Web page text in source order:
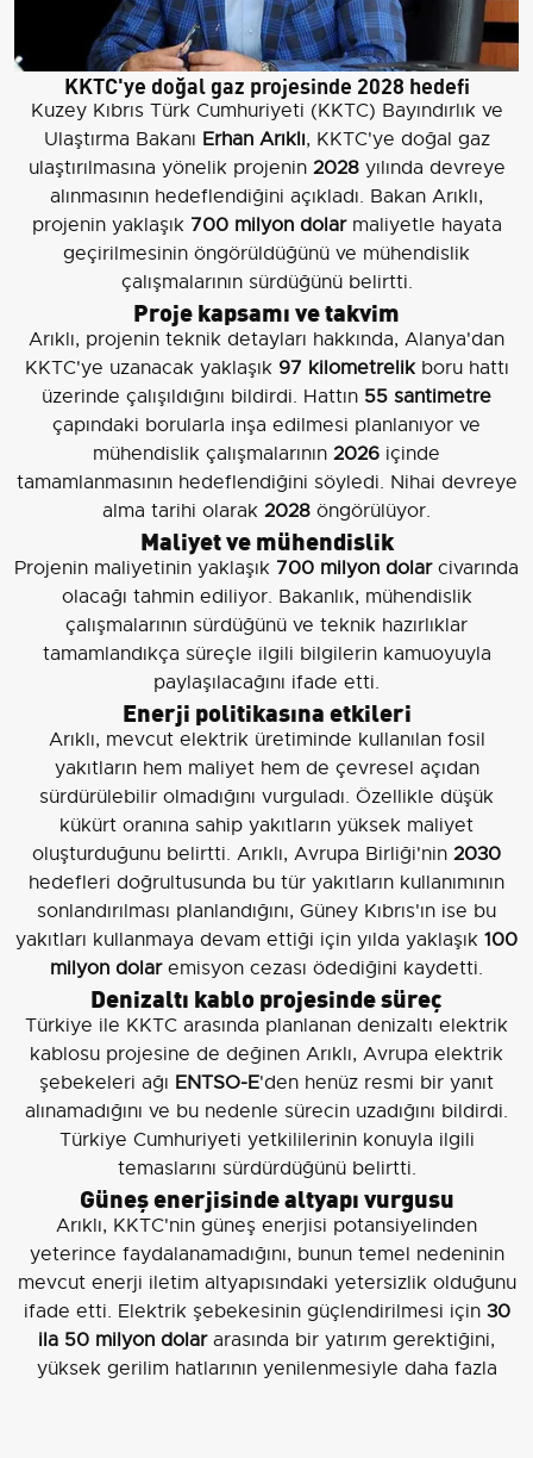
KKTC'ye doğal gaz projesinde 2028 hedefi
Kuzey Kıbrıs Türk Cumhuriyeti (KKTC) Bayındırlık ve
Ulaştırma Bakanı Erhan Arıklı, KKTC'ye doğal gaz
ulaştırılmasına yönelik projenin 2028yılında devreye
alınmasının hedeflendiğini açıkladı. Bakan Arıklı,
projenin yaklaşık 700 milyon dolarmaliyetle hayata
geçirilmesinin öngörüldüğünü ve mühendislik
çalışmalarının sürdüğünü belirtti.
Proje kapsamı ve takvim
Arıklı, projenin teknik detayları hakkında, Alanya'dan
KKTC'ye uzanacak yaklaşık 97 kilometrelikboru hattı
üzerinde çalışıldığını bildirdi. Hattın 55 santimetre
çapındaki borularla inşa edilmesi planlanıyor ve
mühendislik çalışmalarının 2026 içinde
tamamlanmasının hedeflendiğini söyledi. Nihai devreye
alma tarihi olarak 2028 öngörülüyor.
Maliyet ve mühendislik
Projenin maliyetinin yaklaşık 700 milyon dolarcivarında
olacağı tahmin ediliyor. Bakanlık, mühendislik
çalışmalarının sürdüğünü ve teknik hazırlıklar
tamamlandıkça süreçle ilgili bilgilerin kamuoyuyla
paylaşılacağını ifade etti.
Enerji politikasına etkileri
Arıklı, mevcut elektrik üretiminde kullanılan fosil
yakıtların hem maliyet hem de çevresel açıdan
sürdürülebilir olmadığını vurguladı. Özellikle düşük
kükürt oranına sahip yakıtların yüksek maliyet
oluşturduğunu belirtti. Arıklı, Avrupa Birliği'nin 2030
hedefleri doğrultusunda bu tür yakıtların kullanımının
sonlandırılması planlandığını, Güney Kıbrıs'ın ise bu
yakıtları kullanmaya devam ettiği için yılda yaklaşık 100
milyon dolaremisyon cezası ödediğini kaydetti.
Denizaltı kablo projesinde süreç
Türkiye ile KKTC arasında planlanan denizaltı elektrik
kablosu projesine de değinen Arıklı, Avrupa elektrik
şebekeleri ağı ENTSO-E'den henüz resmi bir yanıt
alınamadığını ve bu nedenle sürecin uzadığını bildirdi.
Türkiye Cumhuriyeti yetkililerinin konuyla ilgili
temaslarını sürdürdüğünü belirtti.
Güneş enerjisinde altyapı vurgusu
Arıklı, KKTC'nin güneş enerjisi potansiyelinden
yeterince faydalanamadığını, bunun temel nedeninin
mevcut enerji iletim altyapısındaki yetersizlik olduğunu
ifade etti. Elektrik şebekesinin güçlendirilmesi için 30
ila 50 milyon dolararasında bir yatırım gerektiğini,
yüksek gerilim hatlarının yenilenmesiyle daha fazla